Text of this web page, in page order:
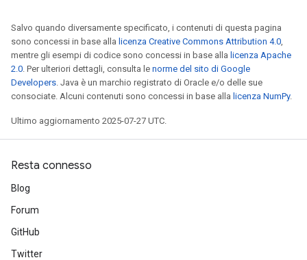
Salvo quando diversamente specificato, i contenuti di questa pagina
sono concessi in base alla licenza Creative Commons Attribution 4.0,
mentre gli esempi di codice sono concessi in base alla licenza Apache
2.0. Per ulteriori dettagli, consulta le norme del sito di Google
Developers. Java è un marchio registrato di Oracle e/o delle sue
consociate. Alcuni contenuti sono concessi in base alla licenza NumPy.
Ultimo aggiornamento 2025-07-27 UTC.
Resta connesso
Blog
Forum
GitHub
Twitter